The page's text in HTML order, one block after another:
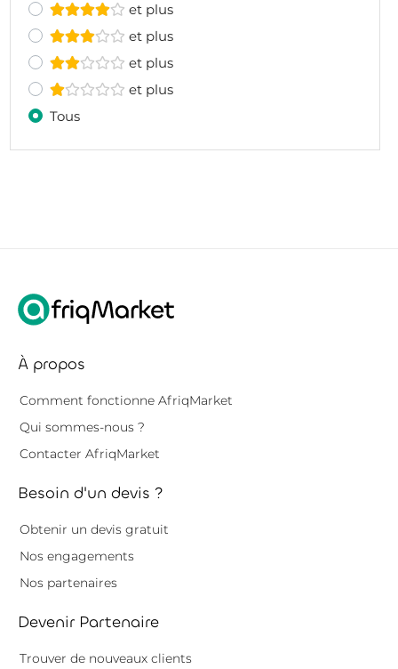
et plus
et plus
et plus
et plus
Tous
À propos
Comment fonctionne AfriqMarket
Qui sommes-nous ?
Contacter AfriqMarket
Besoin d'un devis ?
Obtenir un devis gratuit
Nos engagements
Nos partenaires
Devenir Partenaire
Trouver de nouveaux clients